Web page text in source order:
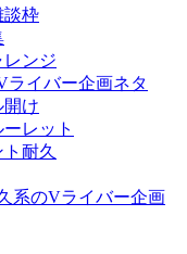
談枠
ンジ
ライバー企画ネタ
開け
レット
耐久
系のVライバー企画